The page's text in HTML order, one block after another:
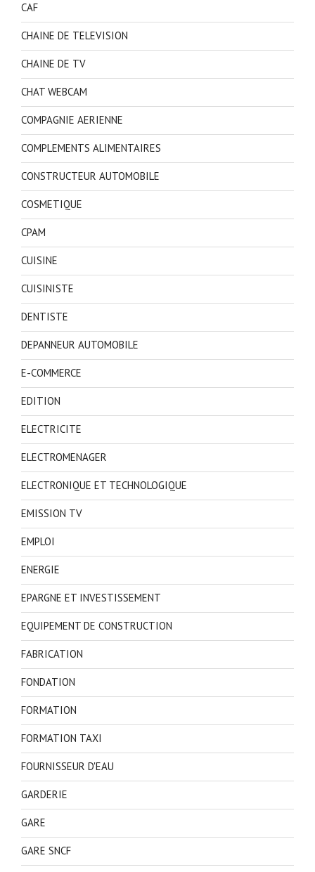
CAF
CHAINE DE TELEVISION
CHAINE DE TV
CHAT WEBCAM
COMPAGNIE AERIENNE
COMPLEMENTS ALIMENTAIRES
CONSTRUCTEUR AUTOMOBILE
COSMETIQUE
CPAM
CUISINE
CUISINISTE
DENTISTE
DEPANNEUR AUTOMOBILE
E-COMMERCE
EDITION
ELECTRICITE
ELECTROMENAGER
ELECTRONIQUE ET TECHNOLOGIQUE
EMISSION TV
EMPLOI
ENERGIE
EPARGNE ET INVESTISSEMENT
EQUIPEMENT DE CONSTRUCTION
FABRICATION
FONDATION
FORMATION
FORMATION TAXI
FOURNISSEUR D'EAU
GARDERIE
GARE
GARE SNCF